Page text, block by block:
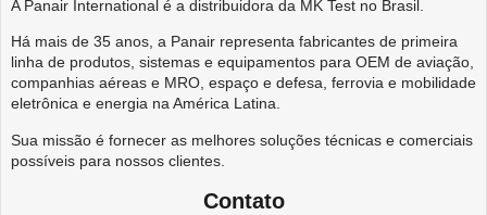
A Panair International é a distribuidora da MK Test no Brasil.
Há mais de 35 anos, a Panair representa fabricantes de primeira
linha de produtos, sistemas e equipamentos para OEM de aviação,
companhias aéreas e MRO, espaço e defesa, ferrovia e mobilidade
eletrônica e energia na América Latina.
Sua missão é fornecer as melhores soluções técnicas e comerciais
possíveis para nossos clientes.
Contato